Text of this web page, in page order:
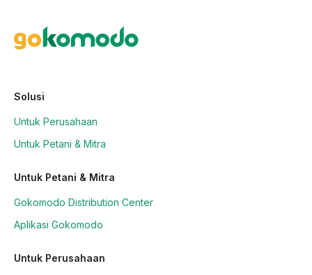
Solusi
Untuk Perusahaan
Untuk Petani & Mitra
Untuk Petani & Mitra
Gokomodo Distribution Center
Aplikasi Gokomodo
Untuk Perusahaan